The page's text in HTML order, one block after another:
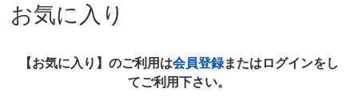
お気に入り
【お気に入り】のご利用は会員登録またはログインをし
てご利用下さい。